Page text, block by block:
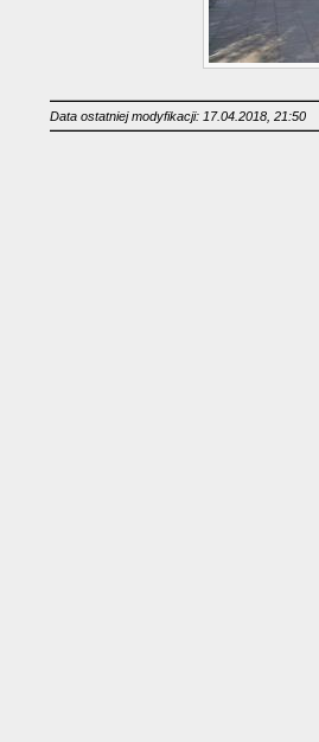
Data ostatniej modyfikacji: 17.04.2018, 21:50